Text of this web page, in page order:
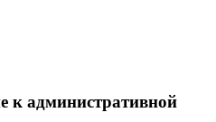
к административной